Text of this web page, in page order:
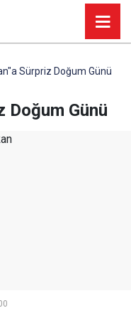
Sürpriz Doğum Günü
Doğum Günü